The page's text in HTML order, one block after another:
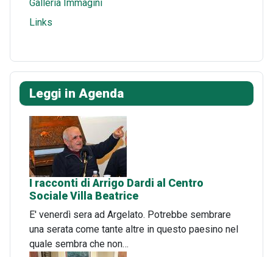
Galleria Immagini
Links
Leggi in Agenda
I racconti di Arrigo Dardi al Centro
Sociale Villa Beatrice
E' venerdì sera ad Argelato. Potrebbe sembrare
una serata come tante altre in questo paesino nel
quale sembra che non…